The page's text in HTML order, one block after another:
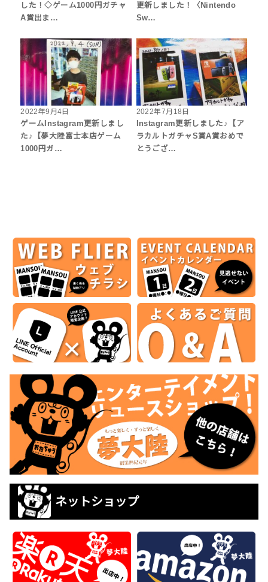
した！◇ゲーム1000円ガチャ
A賞出ま…
更新しました！〈Nintendo
Sw…
2022年9月4日
ゲームInstagram更新しまし
た♪【夢大陸富士本店ゲーム
1000円ガ…
2022年7月18日
Instagram更新しました♪【ア
ラカルトガチャS賞A賞おめで
とうござ…
ネットショップ